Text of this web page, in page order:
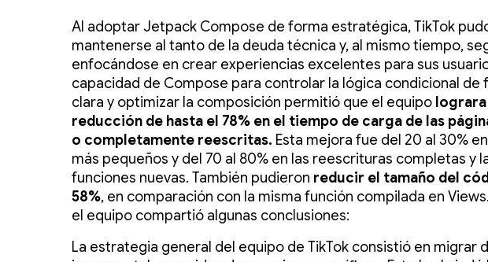
Al adoptar Jetpack Compose de forma estratégica, TikTok
mantenerse al tanto de la deuda técnica y, al mismo tiempo,
enfocándose en crear experiencias excelentes para sus
capacidad de Compose para controlar la lógica condicional de
clara y optimizar la composición permitió que el equipo
reducción de hasta el 78% en el tiempo de carga de las
o completamente reescritas. Esta mejora fue del 20 al 30%
más pequeños y del 70 al 80% en las reescrituras completas y
funciones nuevas. También pudieron reducir el tamaño del
58%, en comparación con la misma función compilada en
el equipo compartió algunas conclusiones:
La estrategia general del equipo de TikTok consistió en migrar